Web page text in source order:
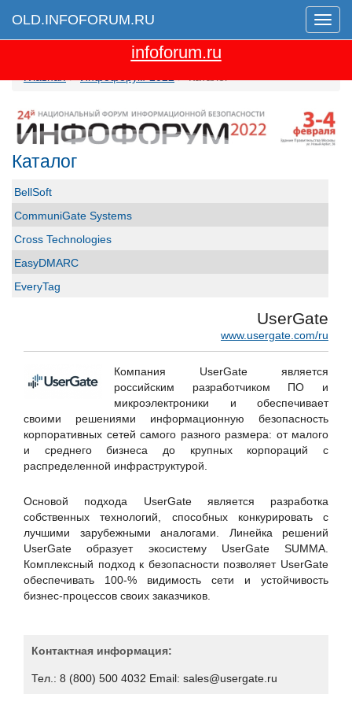
Меню
OLD.INFOFORUM.RU
Перейти на новую версию сайта
infoforum.ru
Каталог
BellSoft
CommuniGate Systems
Cross Technologies
EasyDMARC
EveryTag
Huawei
ICT-Online.ru «Инфокоммуникации онлайн»
LURE IT / ООО «Люр АйТи»
Positive Technologies
RSpectr
RuSIEM
SETERE Ltd. / ООО "ТБИ"
Skybox Security
Softline
SoftMall
UserGate
www.usergate.com/ru
Компания UserGate является
российским разработчиком ПО и
микроэлектроники и обеспечивает
своими решениями информационную безопасность
корпоративных сетей самого разного размера: от малого
и среднего бизнеса до крупных корпораций с
распределенной инфраструктурой.
Основой подхода UserGate является разработка
собственных технологий, способных конкурировать с
лучшими зарубежными аналогами. Линейка решений
UserGate образует экосистему UserGate SUMMA.
Комплексный подход к безопасности позволяет UserGate
обеспечивать 100-% видимость сети и устойчивость
бизнес-процессов своих заказчиков.
Контактная информация:
Тел.: 8 (800) 500 4032 Email: sales@usergate.ru